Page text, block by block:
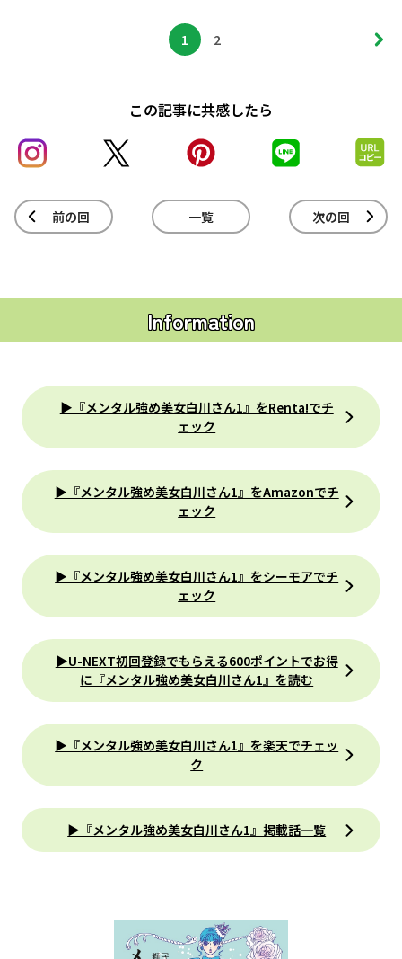
1 2
この記事に共感したら
前の回 一覧 次の回
Information
▶『メンタル強め美女白川さん1』をRenta!でチ
ェック
▶『メンタル強め美女白川さん1』をAmazonでチ
ェック
▶『メンタル強め美女白川さん1』をシーモアでチ
ェック
▶U-NEXT初回登録でもらえる600ポイントでお得
に『メンタル強め美女白川さん1』を読む
▶『メンタル強め美女白川さん1』を楽天でチェッ
ク
▶『メンタル強め美女白川さん1』掲載話一覧